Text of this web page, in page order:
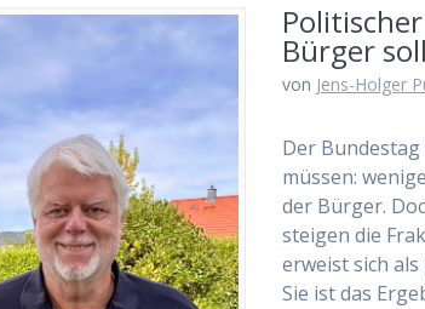
Bürger
von Jens-Holger
Der
müssen:
der Bürger.
steigen die
erweist sich
Sie ist das